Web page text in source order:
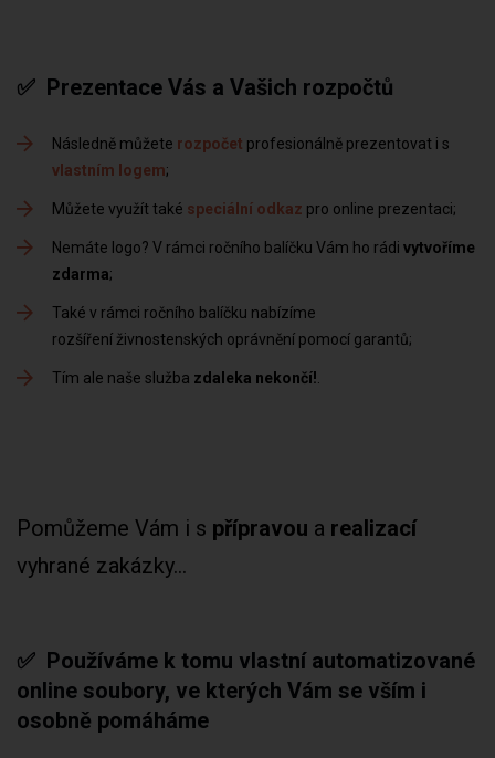
✅ Prezentace Vás a Vašich rozpočtů
Následně můžete rozpočet profesionálně prezentovat i s
vlastním logem
Můžete využít také speciální odkaz pro online prezentaci
Nemáte logo? V rámci ročního balíčku Vám ho rádi vytvoříme
zdarma
Také v rámci ročního balíčku nabízíme
rozšíření živnostenských oprávnění pomocí garantů
Tím ale naše služba zdaleka nekončí!
Pomůžeme Vám i s přípravou a realizací
vyhrané zakázky...
✅ Používáme k tomu vlastní automatizované
online soubory, ve kterých Vám se vším i
osobně pomáháme